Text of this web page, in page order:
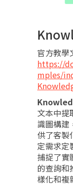
官方教學
https://
mples/
文本中提
識圖構建
供了客製
定需求定
捕捉了實
的查詢和
樣化和複